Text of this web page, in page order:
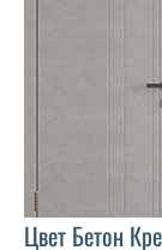
Цвет Бетон